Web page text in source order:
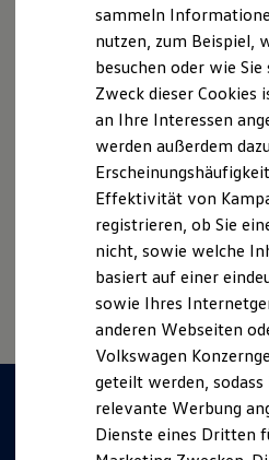
Reichweite
Reichweite der
Reichweite im
Laden
Laden unterwegs
Laden Zuhause
Batterie
Sicherheit
Garantie und
Nachhaltigkeit
Technologie
Kosten und Kauf
Verbrauchskosten
Kaufoptionen
E-Auto-Förderung
Software und
Die ID. Software 6
ID. Software
Digitale Extras
Schnittstellen zu
Probefahrt
Fahrzeugangebot
Serviceanfrage stellen
sammeln
nutzen, zum Beispiel,
besuchen oder wie
Zweck dieser Cookies
an Ihre Interessen
werden außerdem
Effektivität von
registrieren, ob Sie
nicht, sowie welche
basiert auf einer
sowie Ihres
anderen Webseiten
Volkswagen
geteilt werden,
relevante Werbung
Dienste eines Dritten